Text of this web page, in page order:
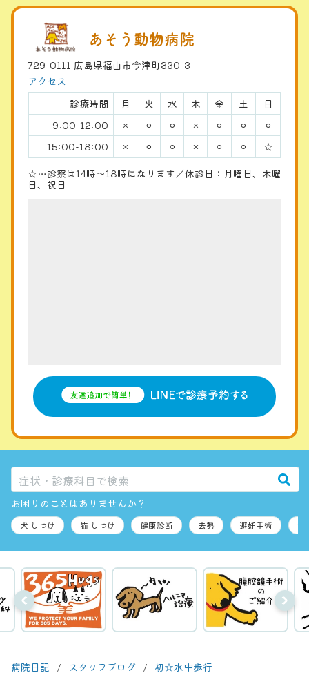
あそう動物病院
729-0111 広島県福山市今津町330-3
アクセス
診療時間
月 火 水 木 金 土
日
9:00-12:00
× ⚪︎ ⚪︎ × ⚪︎ ⚪︎
⚪︎
15:00-18:00
× ⚪︎ ⚪︎ × ⚪︎ ⚪︎
☆
☆…診察は14時〜18時になります／休診日：月曜日、木曜
日、祝日
お困りのことはありませんか？
病院日記 スタッフブログ 初☆水中歩行